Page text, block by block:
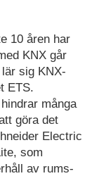
10 åren har
KNX går
sig KNX-
ETS.
många
göra det
Electric
som
av rums-